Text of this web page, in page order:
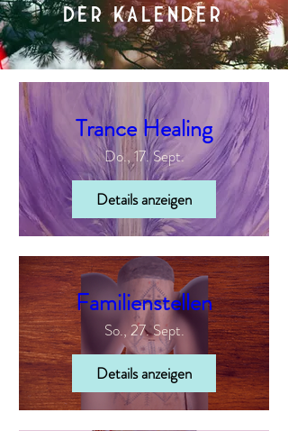
Der Kalender
Trance Healing
Do., 17. Sept.
Details anzeigen
Familienstellen
So., 27. Sept.
Details anzeigen